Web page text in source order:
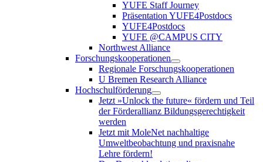
YUFE Staff Journey
Präsentation YUFE4Postdocs
YUFE4Postdocs
YUFE @CAMPUS CITY
Northwest Alliance
Forschungskooperationen
Regionale Forschungskooperationen
U Bremen Research Alliance
Hochschulförderung
Jetzt »Unlock the future« fördern und Teil
der Förderallianz Bildungsgerechtigkeit
werden
Jetzt mit MoleNet nachhaltige
Umweltbeobachtung und praxisnahe
Lehre fördern!